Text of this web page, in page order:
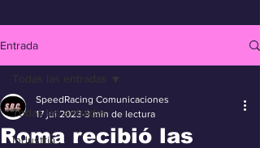
Entrada
Todas las entradas
Industria
Todas las entradas
Roma recibió las
SpeedRacing Comunicaciones
17 jul 2023 3 min de lectura